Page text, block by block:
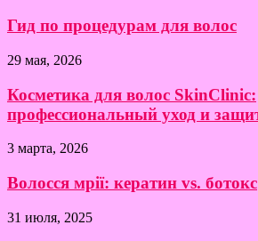
Гид по процедурам для волос
29 мая, 2026
Косметика для волос SkinClinic:
профессиональный уход и
3 марта, 2026
Волосся мрії: кератин vs. ботокс
31 июля, 2025